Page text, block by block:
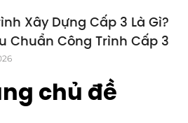
Xây Dựng Cấp 3 Là Gì?
Chuẩn Công Trình Cấp 3
chủ đề